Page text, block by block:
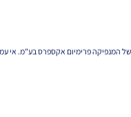
פרימיום אקספרס בע"מ. אי